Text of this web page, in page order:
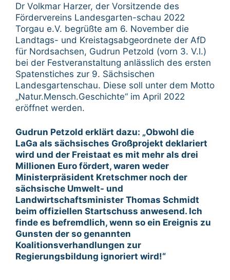
Dr Volkmar Harzer, der Vorsitzende des
Fördervereins Landesgarten-schau 2022
Torgau e.V. begrüßte am 6. November die
Landtags- und Kreistagsabgeordnete der AfD
für Nordsachsen, Gudrun Petzold (vorn 3. V.l.)
bei der Festveranstaltung anlässlich des ersten
Spatenstiches zur 9. Sächsischen
Landesgartenschau. Diese soll unter dem Motto
„Natur.Mensch.Geschichte“ im April 2022
eröffnet werden.
Gudrun Petzold erklärt dazu: „Obwohl die
LaGa als sächsisches Großprojekt deklariert
wird und der Freistaat es mit mehr als drei
Millionen Euro fördert, waren weder
Ministerpräsident Kretschmer noch der
sächsische Umwelt- und
Landwirtschaftsminister Thomas Schmidt
beim offiziellen Startschuss anwesend. Ich
finde es befremdlich, wenn so ein Ereignis zu
Gunsten der so genannten
Koalitionsverhandlungen zur
Regierungsbildung ignoriert wird!“